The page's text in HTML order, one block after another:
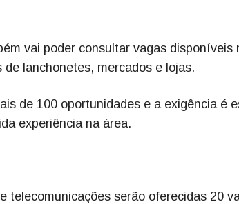
vai poder consultar vagas disponíveis
lanchonetes, mercados e lojas.
de 100 oportunidades e a exigência é
experiência na área.
telecomunicações serão oferecidas 20